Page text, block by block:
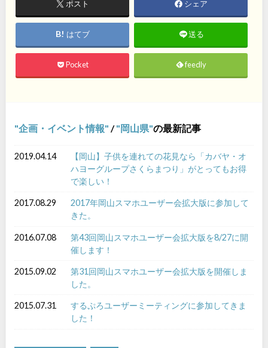
ポスト シェア
はてブ 送る
Pocket feedly
企画・イベント情報 / 岡山県 の最新記事
2019.04.14
【岡山】子供を連れての花見なら「カバヤ・オ
ハヨーグループさくらまつり」がとってもお得
で楽しい！
2017.08.29
2017年岡山スマホユーザー会拡大版に参加して
きた。
2016.07.08
第43回岡山スマホユーザー会拡大版を8/27に開
催します！
2015.09.02
第31回岡山スマホユーザー会拡大版を開催しま
した。
2015.07.31
するぷろユーザーミーティングに参加してきま
した！